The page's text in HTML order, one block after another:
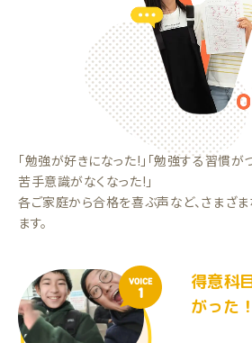
「勉強が好きになった!」「勉強する習慣が
苦手意識がなくなった!」
各ご家庭から合格を喜ぶ声など、さまざ
ます。
VOICE
1
得意科
がった！